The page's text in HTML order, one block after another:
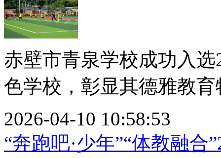
赤壁市青泉学校成功入
色学校，彰显其德雅教育
2026-04-10 10:58:53
“奔跑吧·少年”“体教融